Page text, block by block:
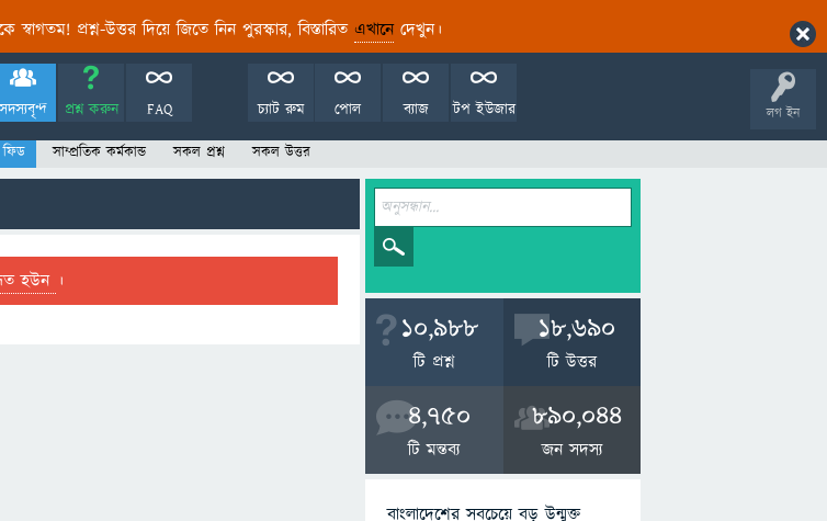
স্বাগতম! প্রশ্ন-উত্তর দিয়ে জিতে নিন পুরস্কার, বিস্তারিত এখানেদেখুন।
লগ ইন
সদস্যবৃন্দ প্রশ্ন করুন FAQ টপ ইউজার
ব্যাজ
পোল
চ্যাট রুম
ফিড সাম্প্রতিক কর্মকান্ড সকল প্রশ্ন সকল উত্তর
হউন ।
10,988
টি প্রশ্ন
18,690
টি উত্তর
4,750
টি মন্তব্য
890,044
জন সদস্য
বাংলাদেশের সবচেয়ে বড় উন্মুক্ত